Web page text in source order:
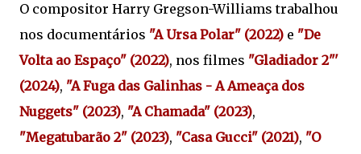
O compositor Harry Gregson-Williams trabalhou
nos documentários "A Ursa Polar" (2022) e "De
Volta ao Espaço" (2022), nos filmes "Gladiador 2"'
(2024), "A Fuga das Galinhas - A Ameaça dos
Nuggets" (2023), "A Chamada" (2023),
"Megatubarão 2" (2023), "Casa Gucci" (2021), "O